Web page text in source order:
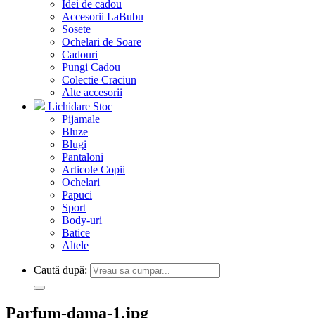
Idei de cadou
Accesorii LaBubu
Sosete
Ochelari de Soare
Cadouri
Pungi Cadou
Colectie Craciun
Alte accesorii
Lichidare Stoc
Pijamale
Bluze
Blugi
Pantaloni
Articole Copii
Ochelari
Papuci
Sport
Body-uri
Batice
Altele
Caută după:
Parfum-dama-1.jpg